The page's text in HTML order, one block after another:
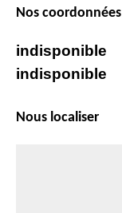
Nos coordonnées
indisponible
indisponible
Nous localiser